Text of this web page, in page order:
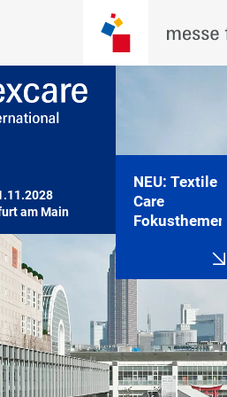
am Main
NEU: Textile
Care
Fokusthemen!